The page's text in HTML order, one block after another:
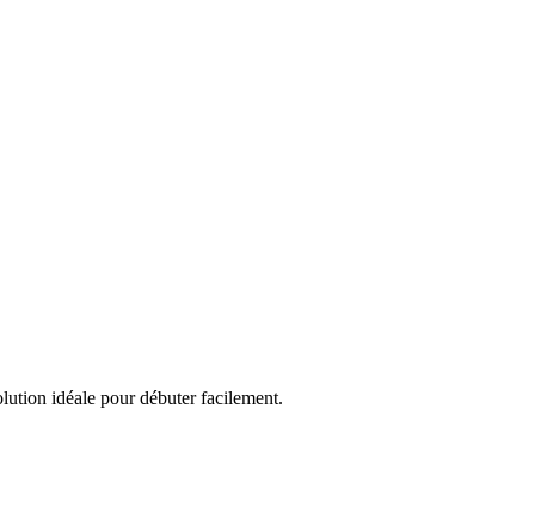
idéale pour débuter facilement.